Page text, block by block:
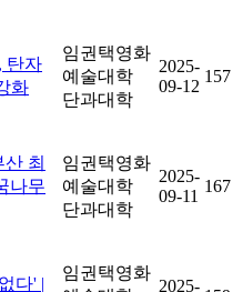
탄자
화
임권택영화
예술대학
단과대학
2025-
09-12
157
최
나무
임권택영화
예술대학
단과대학
2025-
09-11
167
다' |
임권택영화
2025-